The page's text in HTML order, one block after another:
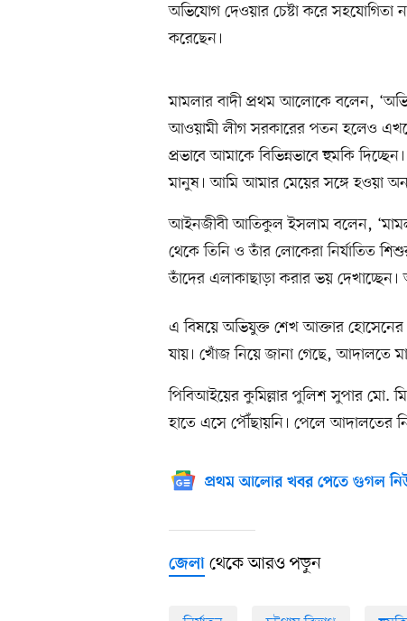
অভিযোগ দেওয়ার চেষ্টা করে
করেছেন।
মামলার বাদী প্রথম আলোকে বলেন,
আওয়ামী লীগ সরকারের পতন হলেও
প্রভাবে আমাকে বিভিন্নভাবে হুমকি
মানুষ। আমি আমার মেয়ের সঙ্গে হওয়া
আইনজীবী আতিকুল ইসলাম বলেন,
থেকে তিনি ও তাঁর লোকেরা নির্যাতিত
তাঁদের এলাকাছাড়া করার ভয়
এ বিষয়ে অভিযুক্ত শেখ আক্তার
যায়। খোঁজ নিয়ে জানা গেছে, আদালতে
পিবিআইয়ের কুমিল্লার পুলিশ সুপার মো.
হাতে এসে পৌঁছায়নি। পেলে আদালতের
প্রথম আলোর খবর পেতে গুগল
জেলা থেকে আরও পড়ুন